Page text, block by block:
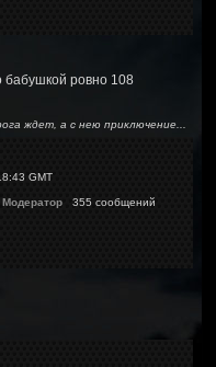
бабушкой ровно 108
ждет, а с нею приключение...
GMT
Модератор 355 сообщений